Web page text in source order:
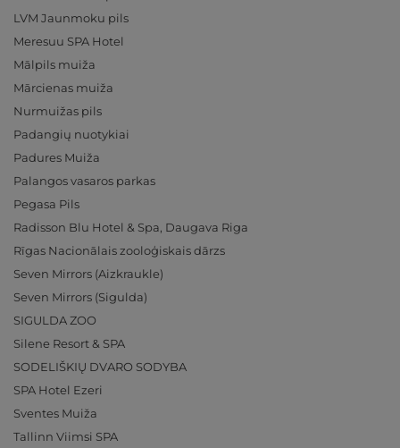
LVM Jaunmoku pils
Meresuu SPA Hotel
Mālpils muiža
Mārcienas muiža
Nurmuižas pils
Padangių nuotykiai
Padures Muiža
Palangos vasaros parkas
Pegasa Pils
Radisson Blu Hotel & Spa, Daugava Riga
Rīgas Nacionālais zooloģiskais dārzs
Seven Mirrors (Aizkraukle)
Seven Mirrors (Sigulda)
SIGULDA ZOO
Silene Resort & SPA
SODELIŠKIŲ DVARO SODYBA
SPA Hotel Ezeri
Sventes Muiža
Tallinn Viimsi SPA